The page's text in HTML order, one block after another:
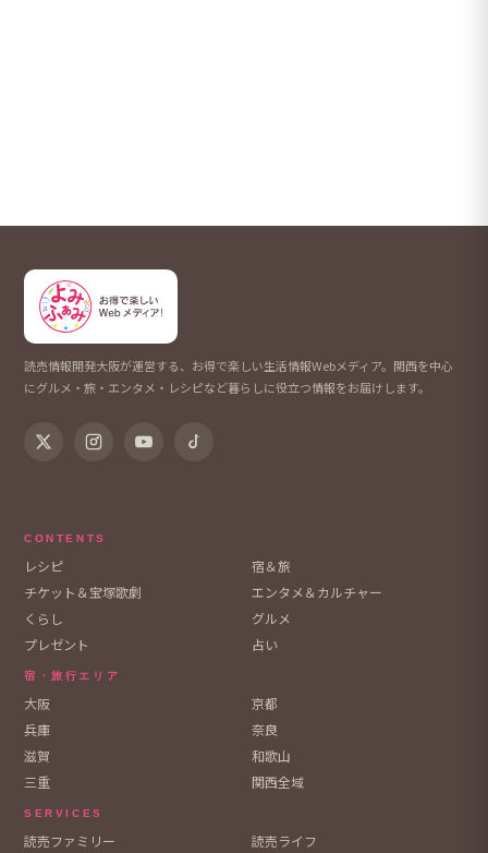
読売情報開発大阪が運営する、お得で楽しい生活情報Webメディア。関西を中心
にグルメ・旅・エンタメ・レシピなど暮らしに役立つ情報をお届けします。
CONTENTS
レシピ
宿＆旅
チケット＆宝塚歌劇
エンタメ＆カルチャー
くらし
グルメ
プレゼント
占い
宿・旅行エリア
大阪
京都
兵庫
奈良
滋賀
和歌山
三重
関西全域
SERVICES
読売ファミリー 読売ライフ